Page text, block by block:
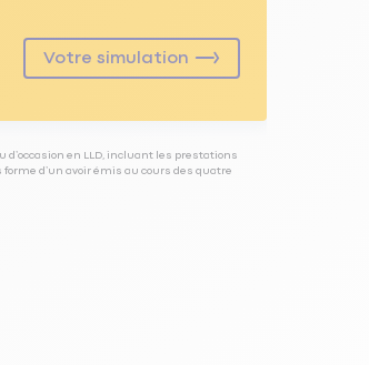
Votre simulation
d’occasion en LLD, incluant les prestations
forme d’un avoir émis au cours des quatre